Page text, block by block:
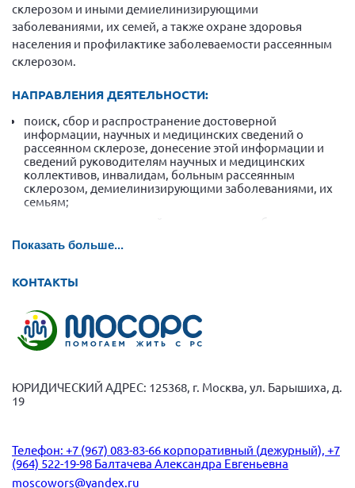
Пятый съезд
Шестой съезд
ОФ «Фонд содействия больным рассеянным
склерозом»
Новости: Казахстан
Письма и официальные ответы
Нормативно-правовые документы
Методическая литература для НКО
Публичные отчеты
ОООИБРС" (25-29.08.2020)
Всероссийская конференция-тренинг
"Рассеянный склероз: новые реалии" (26-
29.05.2022)
Алтайский край
Архангельская область
склерозом и иными демиелинизирующими
заболеваниями, их семей, а также охране здоровья
населения и профилактике заболеваемости рассеянным
склерозом.
НАПРАВЛЕНИЯ ДЕЯТЕЛЬНОСТИ:
поиск, сбор и распространение достоверной
информации, научных и медицинских сведений о
рассеянном склерозе, донесение этой информации и
сведений руководителям научных и медицинских
коллективов, инвалидам, больным рассеянным
склерозом, демиелинизирующими заболеваниями, их
семьям;
стимулирование и содействие развитию общественных
поддержку инвалидов, больных рассеянным
семей;
опытно-конструкторских работ по созданию образцов
новой медицинской диагностической и
реабилитационной техники для инвалидов, больных
рассеянным склерозом, демиелинизирующими
содействие распространению лекарственных
препаратов и средств реабилитации и адаптации
обеспечение непосредственной помощи и поддержки
инвалидам, больным рассеянным склерозом,
демиелинизирующими заболеваниями и их семьям;
Показать больше...
КОНТАКТЫ
ЮРИДИЧЕСКИЙ АДРЕС: 125368, г. Москва, ул. Барышиха, д.
19
Телефон: +7 (967) 083-83-66 корпоративный (дежурный), +7
(964) 522-19-98 Балтачева Александра Евгеньевна
moscowors@yandex.ru